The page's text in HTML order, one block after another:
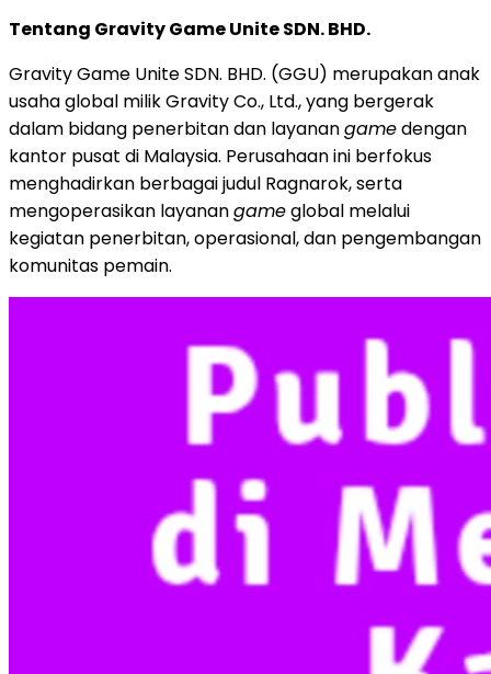
Tentang Gravity Game Unite SDN. BHD.
Gravity Game Unite SDN. BHD. (GGU) merupakan anak
usaha global milik Gravity Co., Ltd., yang bergerak
dalam bidang penerbitan dan layanangamedengan
kantor pusat di Malaysia. Perusahaan ini berfokus
menghadirkan berbagai judul Ragnarok, serta
mengoperasikan layanangameglobal melalui
kegiatan penerbitan, operasional, dan pengembangan
komunitas pemain.